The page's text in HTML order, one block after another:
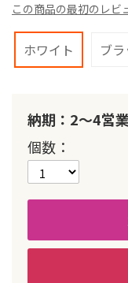
この商品の最初のレビ
ホワイト ブ
納期：2～4営
個数
初
に
移